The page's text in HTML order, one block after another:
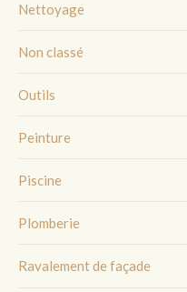
Nettoyage
Non classé
Outils
Peinture
Piscine
Plomberie
Ravalement de façade